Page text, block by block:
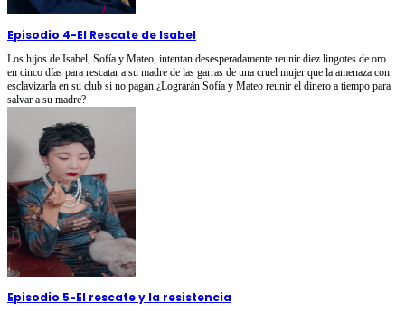
Episodio 4-El Rescate de Isabel
Los hijos de Isabel, Sofía y Mateo, intentan desesperadamente reunir diez lingotes de oro
en cinco días para rescatar a su madre de las garras de una cruel mujer que la amenaza con
esclavizarla en su club si no pagan.¿Lograrán Sofía y Mateo reunir el dinero a tiempo para
salvar a su madre?
Episodio 5-El rescate y la resistencia